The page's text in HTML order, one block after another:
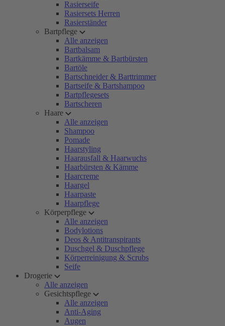
Rasierseife
Rasiersets Herren
Rasierständer
Bartpflege
Alle anzeigen
Bartbalsam
Bartkämme & Bartbürsten
Bartöle
Bartschneider & Barttrimmer
Bartseife & Bartshampoo
Bartpflegesets
Bartscheren
Haare
Alle anzeigen
Shampoo
Pomade
Haarstyling
Haarausfall & Haarwuchs
Haarbürsten & Kämme
Haarcreme
Haargel
Haarpaste
Haarpflege
Körperpflege
Alle anzeigen
Bodylotions
Deos & Antitranspirants
Duschgel & Duschpflege
Körperreinigung & Scrubs
Seife
Drogerie
Alle anzeigen
Gesichtspflege
Alle anzeigen
Anti-Aging
Augen